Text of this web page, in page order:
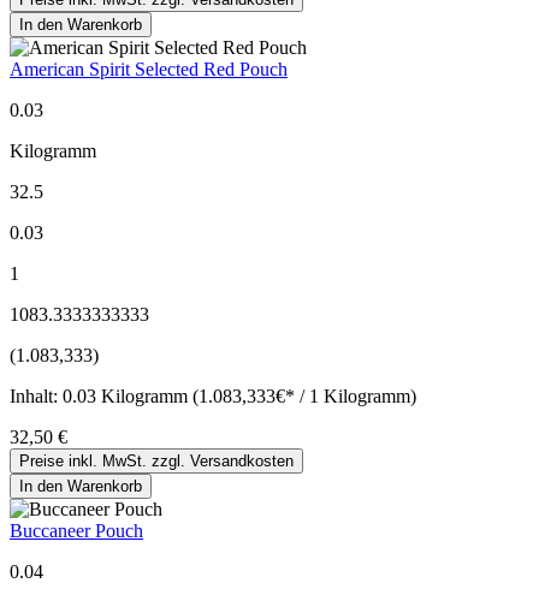
In den Warenkorb
American Spirit Selected Red Pouch
0.03
Kilogramm
32.5
0.03
1
1083.3333333333
(1.083,333)
Inhalt: 0.03 Kilogramm (1.083,333€* / 1 Kilogramm)
32,50 €
Preise inkl. MwSt. zzgl. Versandkosten
In den Warenkorb
Buccaneer Pouch
0.04